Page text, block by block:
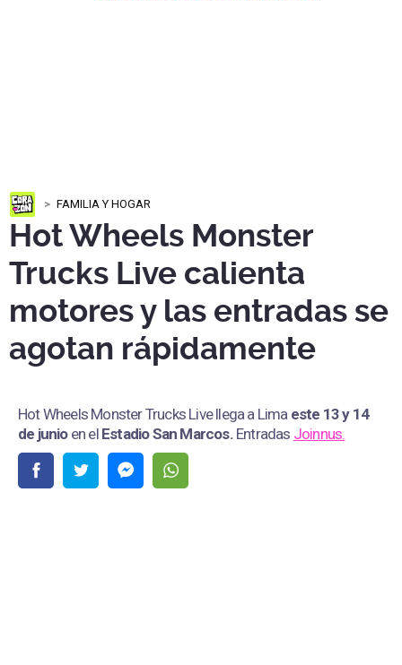
FAMILIA Y HOGAR
Hot Wheels Monster
Trucks Live calienta
motores y las entradas se
agotan rápidamente
Hot Wheels Monster Trucks Live llega a Lima este 13 y 14
de junio en elEstadio San Marcos. Entradas Joinnus.